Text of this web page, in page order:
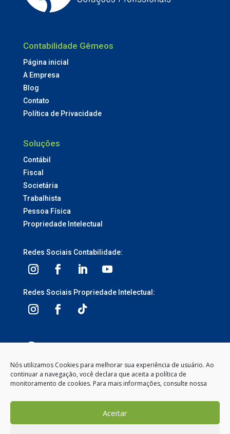
Nós utilizamos Cookies para melhorar sua experiência de usuário. Ao
continuar a navegação, você declara que aceita a política de
monitoramento de cookies. Para mais informações, consulte nossa
Aceitar
Contabilidade Gêmeos
Página inicial
A Empresa
Blog
Contato
Política de Privacidade
Soluções
Contábil
Fiscal
Societária
Trabalhista
Pessoa Física
Propriedade Intelectual
Redes Sociais Contabilidade:
Redes Sociais Propriedade Intelectual:
Segunda à Sexta-feira
8:00 às 12:00 – 13:30 às 18:00